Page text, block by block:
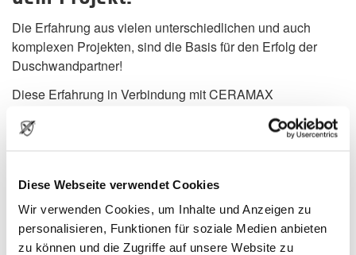
Diese Webseite verwendet Cookies
Wir verwenden Cookies, um Inhalte und Anzeigen zu
personalisieren, Funktionen für soziale Medien anbieten
zu können und die Zugriffe auf unsere Website zu
Die Erfahrung aus vielen unterschiedlichen und auch
komplexen Projekten, sind die Basis für den Erfolg der
Duschwandpartner!
Diese Erfahrung in Verbindung mit CERAMAX
Hybridceramic sichern dir ein optimales Ergebnis, bei der
Sanierung und dem Neubau deiner Dusche.
Und so kann es auch ganz schnell
nach deiner Duschsanierung
aussehen: